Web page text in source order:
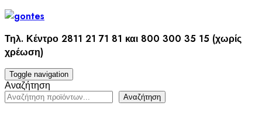
Skip
Τηλ. Κέντρο 2811 21 71 81 και 800 300 35 15 (χωρίς
χρέωση)
Toggle navigation
Αναζήτηση
Αναζήτηση